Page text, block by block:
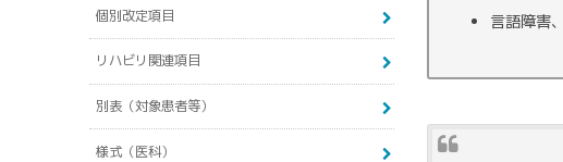
言語障害
個別改定項目
リハビリ関連項目
別表（対象患者等）
様式（医科）